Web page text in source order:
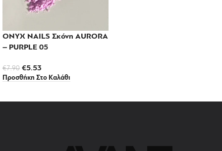
ONYX NAILS Σκόνη AURORA
– PURPLE 05
€7.90 €5.53
Προσθήκη Στο Καλάθι